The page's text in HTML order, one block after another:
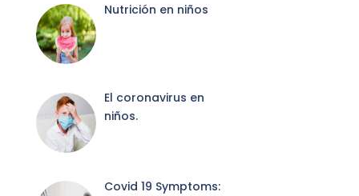
Nutrición en niños
El coronavirus en
niños.
Covid 19 Symptoms: